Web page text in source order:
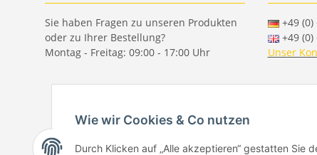
Sie haben Fragen zu unseren Produkten
oder zu Ihrer Bestellung?
Montag - Freitag: 09:00 - 17:00 Uhr
+49 (0)
+49 (0)
Unser
Wie wir Cookies & Co nutzen
Durch Klicken auf „Alle akzeptieren“ gestatten Sie